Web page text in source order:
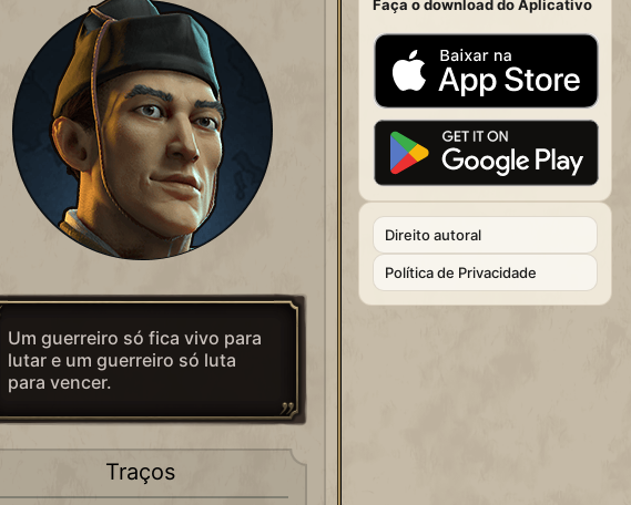
Um guerreiro só fica vivo para
lutar e um guerreiro só luta
para vencer.
Traços
Faça o download do Aplicativo
Direito autoral
Política de Privacidade